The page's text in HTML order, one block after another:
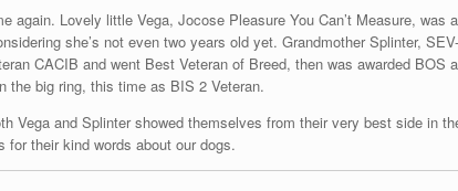
again. Lovely little Vega, Jocose Pleasure You Can’t Measure, was
she’s not even two years old yet. Grandmother Splinter,
CACIB and went Best Veteran of Breed, then was awarded BOS
the big ring, this time as BIS 2 Veteran.
Vega and Splinter showed themselves from their very best side in
for their kind words about our dogs.